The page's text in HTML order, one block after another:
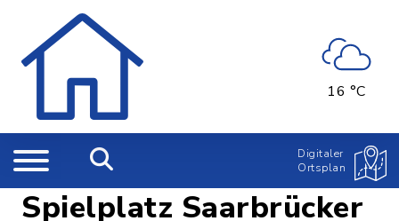
16 °C
Digitaler
Ortsplan
Spielplatz Saarbrücker